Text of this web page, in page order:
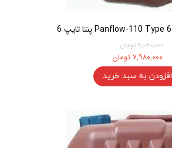
۸,۰۶۰,۰۰۰ تومان
۷,۹۸۰,۰۰۰ تومان
افزودن به سبد خرید